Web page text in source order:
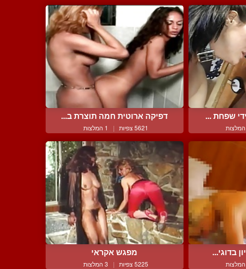
שפחת ... דפיקה ארוטית חמה תוצרת ב...
5621 צפיות | 1 המלצות
בדוגי... מפגש אקראי
5225 צפיות | 3 המלצות